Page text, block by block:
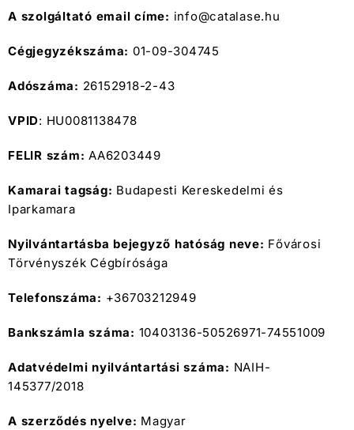
A szolgáltató email címe: info@catalase.hu
Cégjegyzékszáma: 01-09-304745
Adószáma: 26152918-2-43
VPID: HU0081138478
FELIR szám: AA6203449
Kamarai tagság: Budapesti Kereskedelmi és
Iparkamara
Nyilvántartásba bejegyző hatóság neve: Fővárosi
Törvényszék Cégbírósága
Telefonszáma: +36703212949
Bankszámla száma: 10403136-50526971-74551009
Adatvédelmi nyilvántartási száma: NAIH-
145377/2018
A szerződés nyelve: Magyar